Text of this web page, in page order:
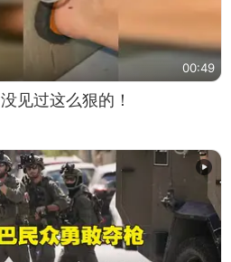
00:49
见过这么狠的！